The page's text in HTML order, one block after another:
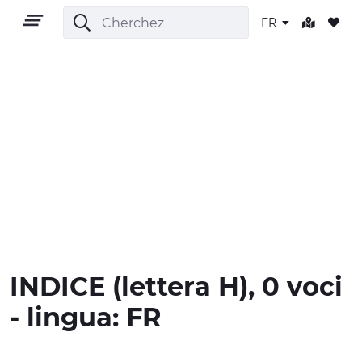
FR
CULTURE
INDICE (lettera H), 0 voci
- lingua: FR